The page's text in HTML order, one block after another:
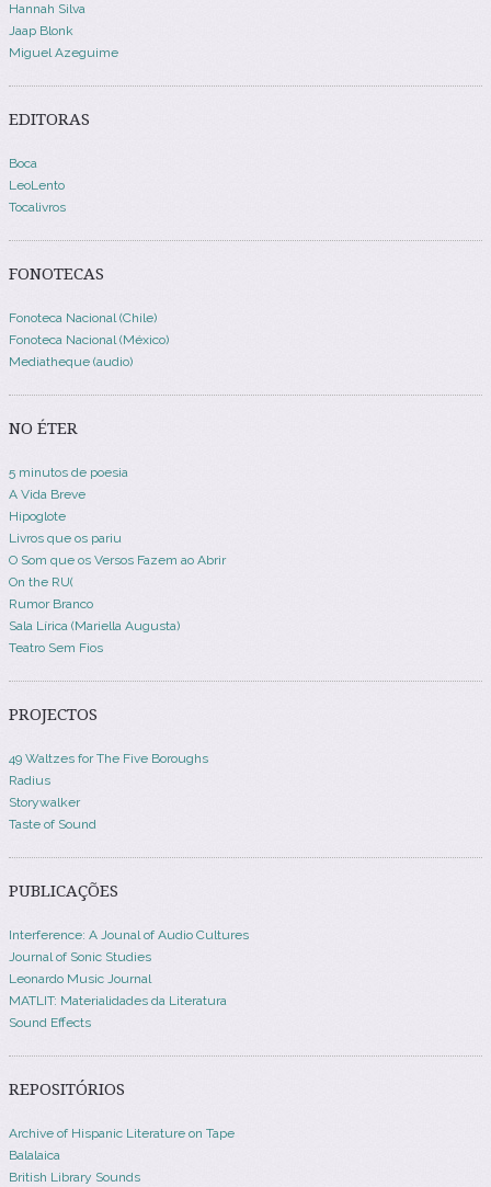
Hannah Silva
Jaap Blonk
Miguel Azeguime
EDITORAS
Boca
LeoLento
Tocalivros
FONOTECAS
Fonoteca Nacional (Chile)
Fonoteca Nacional (México)
Mediatheque (audio)
NO ÉTER
5 minutos de poesia
A Vida Breve
Hipoglote
Livros que os pariu
O Som que os Versos Fazem ao Abrir
On the RU(
Rumor Branco
Sala Lírica (Mariella Augusta)
Teatro Sem Fios
PROJECTOS
49 Waltzes for The Five Boroughs
Radius
Storywalker
Taste of Sound
PUBLICAÇÕES
Interference: A Jounal of Audio Cultures
Journal of Sonic Studies
Leonardo Music Journal
MATLIT: Materialidades da Literatura
Sound Effects
REPOSITÓRIOS
Archive of Hispanic Literature on Tape
Balalaica
British Library Sounds